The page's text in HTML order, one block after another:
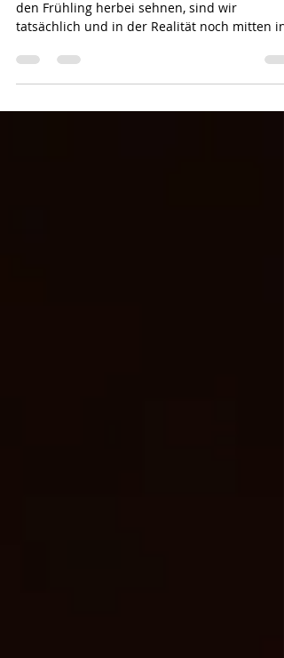
Auch wenn wir im Januar oder Februar schon
tatsächlich und in der Realität noch mitten in
der...